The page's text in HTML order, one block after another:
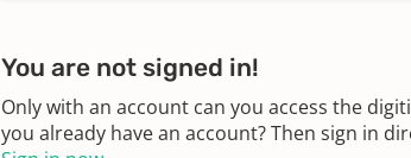
You are not signed in!
Only with an account can you access the
you already have an account? Then sign in